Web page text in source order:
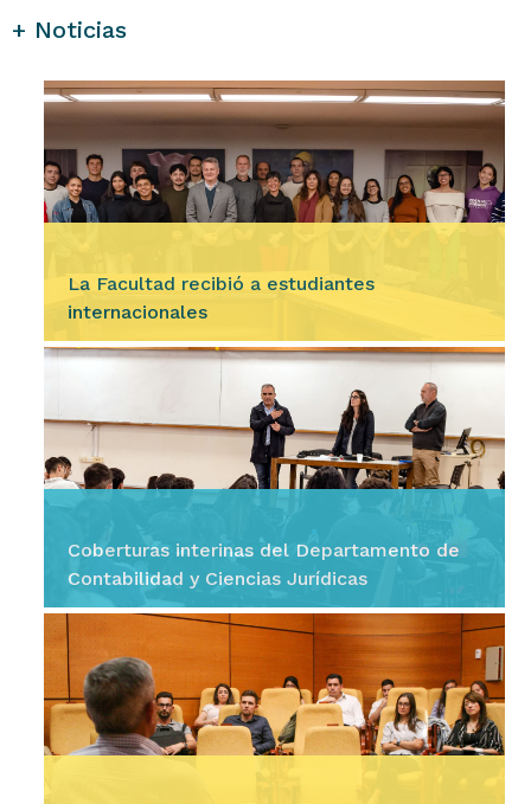
+ Noticias
La Facultad recibió a estudiantes
internacionales
En la mañana del miércoles 5 de agosto, la
Facultad le dio la bienvenida a 23 estudiantes
internacionales que realizarán una estancia
académica durante…
Coberturas interinas del Departamento de
Contabilidad y Ciencias Jurídicas
El Departamento de Contabilidad y Ciencias
Jurídicas de nuestra Facultad llama a
inscripción de aspirantes para las coberturas
interinas de los siguientes…
Ingresar